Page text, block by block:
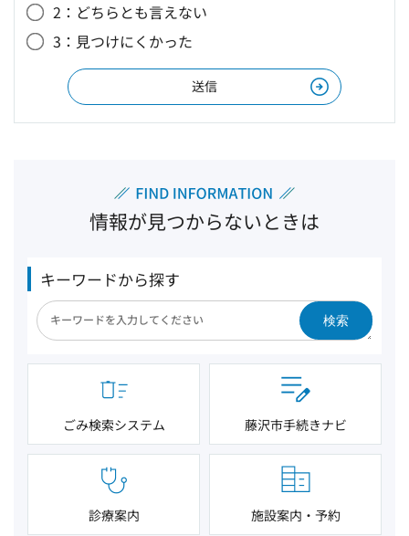
2：どちらとも言えない
3：見つけにくかった
情報が見つからないときは
キーワードから探す
検索
ごみ検索システム 藤沢市手続きナビ
診療案内 施設案内・予約